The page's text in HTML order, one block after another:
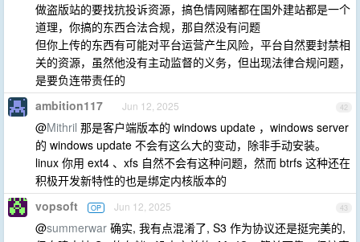
做盗版站的要找抗投诉资源，搞色情网赌都在国外建站都是一个
道理，你搞的东西合法合规，那自然没有问题
但你上传的东西有可能对平台运营产生风险，平台自然要封禁相
关的资源，虽然他没有主动监督的义务，但出现法律合规问题，
是要负连带责任的
42
ambition117 Jun 12, 2025
@Mithril 那是客户端版本的 windows update ，windows server
的 windows update 不会有这么大的变动，除非手动安装。
linux 你用 ext4 、xfs 自然不会有这种问题，然而 btrfs 这种还在
积极开发新特性的也是绑定内核版本的
43
vopsoft OP Jun 12, 2025
@summerwar 确实, 我有点混淆了, S3 作为协议还是挺完美的,